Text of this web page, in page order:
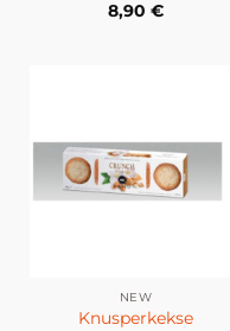
8,90 €
NEW
Knusperkekse